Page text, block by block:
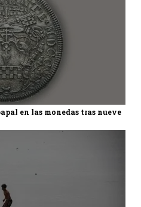
en las monedas tras nueve